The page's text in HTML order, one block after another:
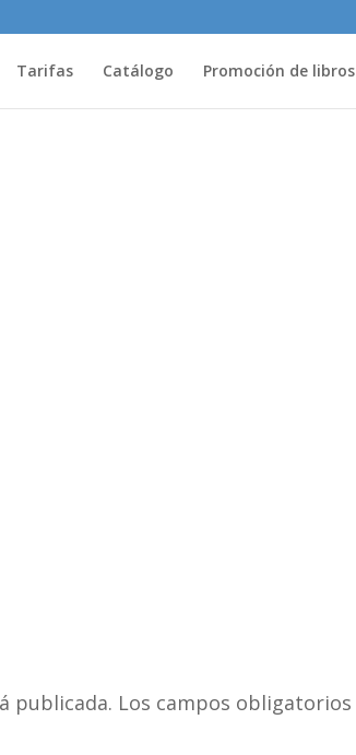
Tarifas Catálogo Promoción de libros
publicada. Los campos obligatorios